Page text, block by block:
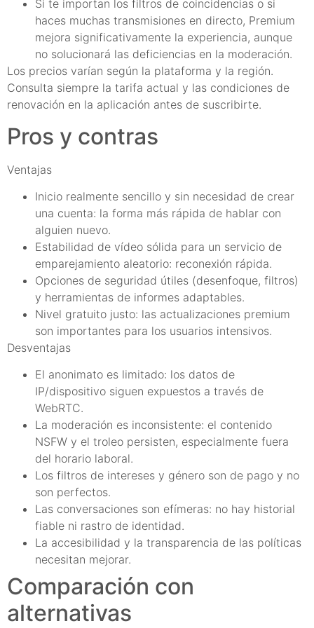
Si te importan los filtros de coincidencias o si
haces muchas transmisiones en directo, Premium
mejora significativamente la experiencia, aunque
no solucionará las deficiencias en la moderación.
Los precios varían según la plataforma y la región.
Consulta siempre la tarifa actual y las condiciones de
renovación en la aplicación antes de suscribirte.
Pros y contras
Ventajas
Inicio realmente sencillo y sin necesidad de crear
una cuenta: la forma más rápida de hablar con
alguien nuevo.
Estabilidad de vídeo sólida para un servicio de
emparejamiento aleatorio: reconexión rápida.
Opciones de seguridad útiles (desenfoque, filtros)
y herramientas de informes adaptables.
Nivel gratuito justo: las actualizaciones premium
son importantes para los usuarios intensivos.
Desventajas
El anonimato es limitado: los datos de
IP/dispositivo siguen expuestos a través de
WebRTC.
La moderación es inconsistente: el contenido
NSFW y el troleo persisten, especialmente fuera
del horario laboral.
Los filtros de intereses y género son de pago y no
son perfectos.
Las conversaciones son efímeras: no hay historial
fiable ni rastro de identidad.
La accesibilidad y la transparencia de las políticas
necesitan mejorar.
Comparación con
alternativas